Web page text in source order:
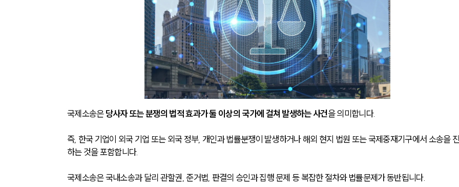
국제소송은 당사자 또는 분쟁의 법적 효과가 둘 이상의 국가에 걸쳐 발생하는 사건을 의미합니다.
즉, 한국 기업이 외국 기업 또는 외국 정부, 개인과 법률분쟁이 발생하거나 해외 현지 법원 또는 국제중재기구에서 소송을
하는 것을 포함합니다.
국제소송은 국내소송과 달리 관할권, 준거법, 판결의 승인과 집행 문제 등 복잡한 절차와 법률문제가 동반됩니다.